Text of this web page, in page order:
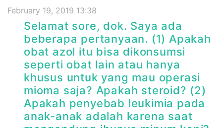
February 19, 2019 13:38
Selamat sore, dok. Saya ada
beberapa pertanyaan. (1) Apakah
obat azol itu bisa dikonsumsi
seperti obat lain atau hanya
khusus untuk yang mau operasi
mioma saja? Apakah steroid? (2)
Apakah penyebab leukimia pada
anak-anak adalah karena saat